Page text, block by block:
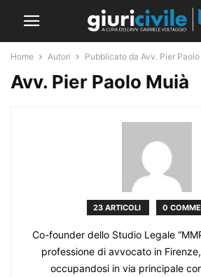
Home Autori Pubblicato da Avv. Pier
Avv. Pier Paolo Muià
23 ARTICOLI 0
Co-founder dello Studio Legale
professione di avvocato in
occupandosi in via principale